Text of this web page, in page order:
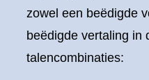
zowel een beëdigde
beëdigde vertaling in
talencombinaties: